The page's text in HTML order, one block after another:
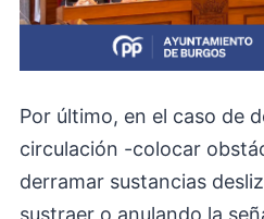
Por último, en el caso de
circulación -colocar
derramar sustancias
sustraer o anulando la